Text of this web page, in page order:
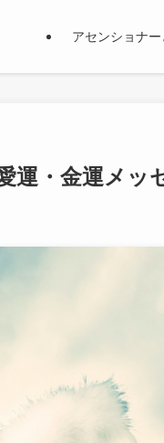
アセンショナ
運・金運メッ